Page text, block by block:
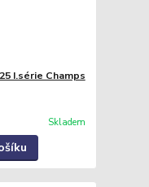
I.série Champs
Skladem